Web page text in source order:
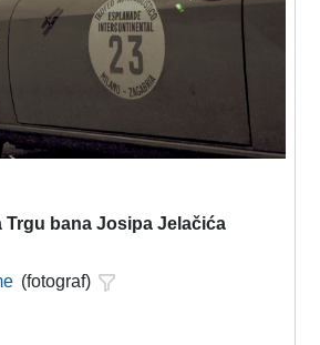
Trgu bana Josipa Jelačića
(fotograf)